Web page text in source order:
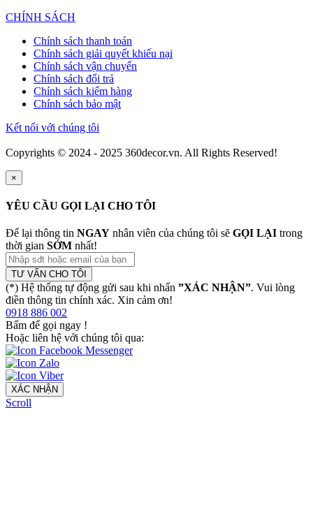
CHÍNH SÁCH
Chính sách thanh toán
Chính sách giải quyết khiếu nại
Chính sách vận chuyển
Chính sách đổi trả
Chính sách kiểm hàng
Chính sách bảo mật
Kết nối với chúng tôi
Copyrights © 2024 - 2025 360decor.vn. All Rights Reserved!
×
YÊU CẦU GỌI LẠI CHO TÔI
Để lại thông tin NGAY nhân viên của chúng tôi sẽ GỌI LẠI trong
thời gian SỚM nhất!
TƯ VẤN CHO TÔI
(*) Hệ thống tự động gửi sau khi nhấn ”XÁC NHẬN”. Vui lòng
điền thông tin chính xác. Xin cảm ơn!
0918 886 002
Bấm để gọi ngay !
Hoặc liên hệ với chúng tôi qua:
XÁC NHẬN
Scroll